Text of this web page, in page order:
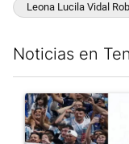
Leona Lucila Vidal
Noticias en
Un artículo de